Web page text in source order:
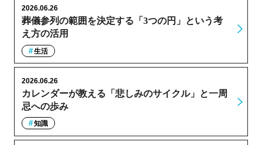
葬儀参列の範囲を決定する「3つの円」という考
え方の活用
2026.06.26
生活
カレンダーが教える「悲しみのサイクル」と一周
忌への歩み
2026.06.26
知識